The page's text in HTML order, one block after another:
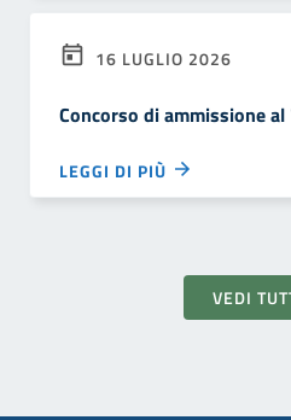
16 LUGLIO 2026
Concorso di ammissione al
LEGGI DI PIÙ
VEDI